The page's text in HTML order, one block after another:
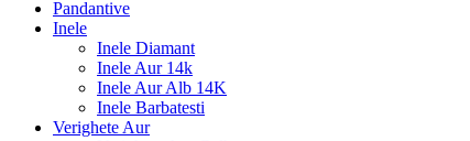
Pandantive
Inele
Inele Diamant
Inele Aur 14k
Inele Aur Alb 14K
Inele Barbatesti
Verighete Aur